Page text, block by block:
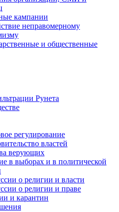
кампании
неправомерному
и общественные
Рунета
регулирование
властей
верующих
в выборах и в политической
о религии и власти
о религии и праве
и карантин